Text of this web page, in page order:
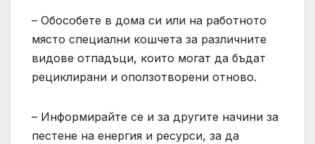
– Обособете в дома си или на работното
място специални кошчета за различните
видове отпадъци, които могат да бъдат
рециклирани и оползотворени отново.
– Информирайте се и за другите начини за
пестене на енергия и ресурси, за да